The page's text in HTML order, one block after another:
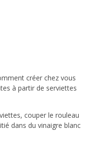
créer chez vous
à partir de serviettes
couper le rouleau
dans du vinaigre blanc